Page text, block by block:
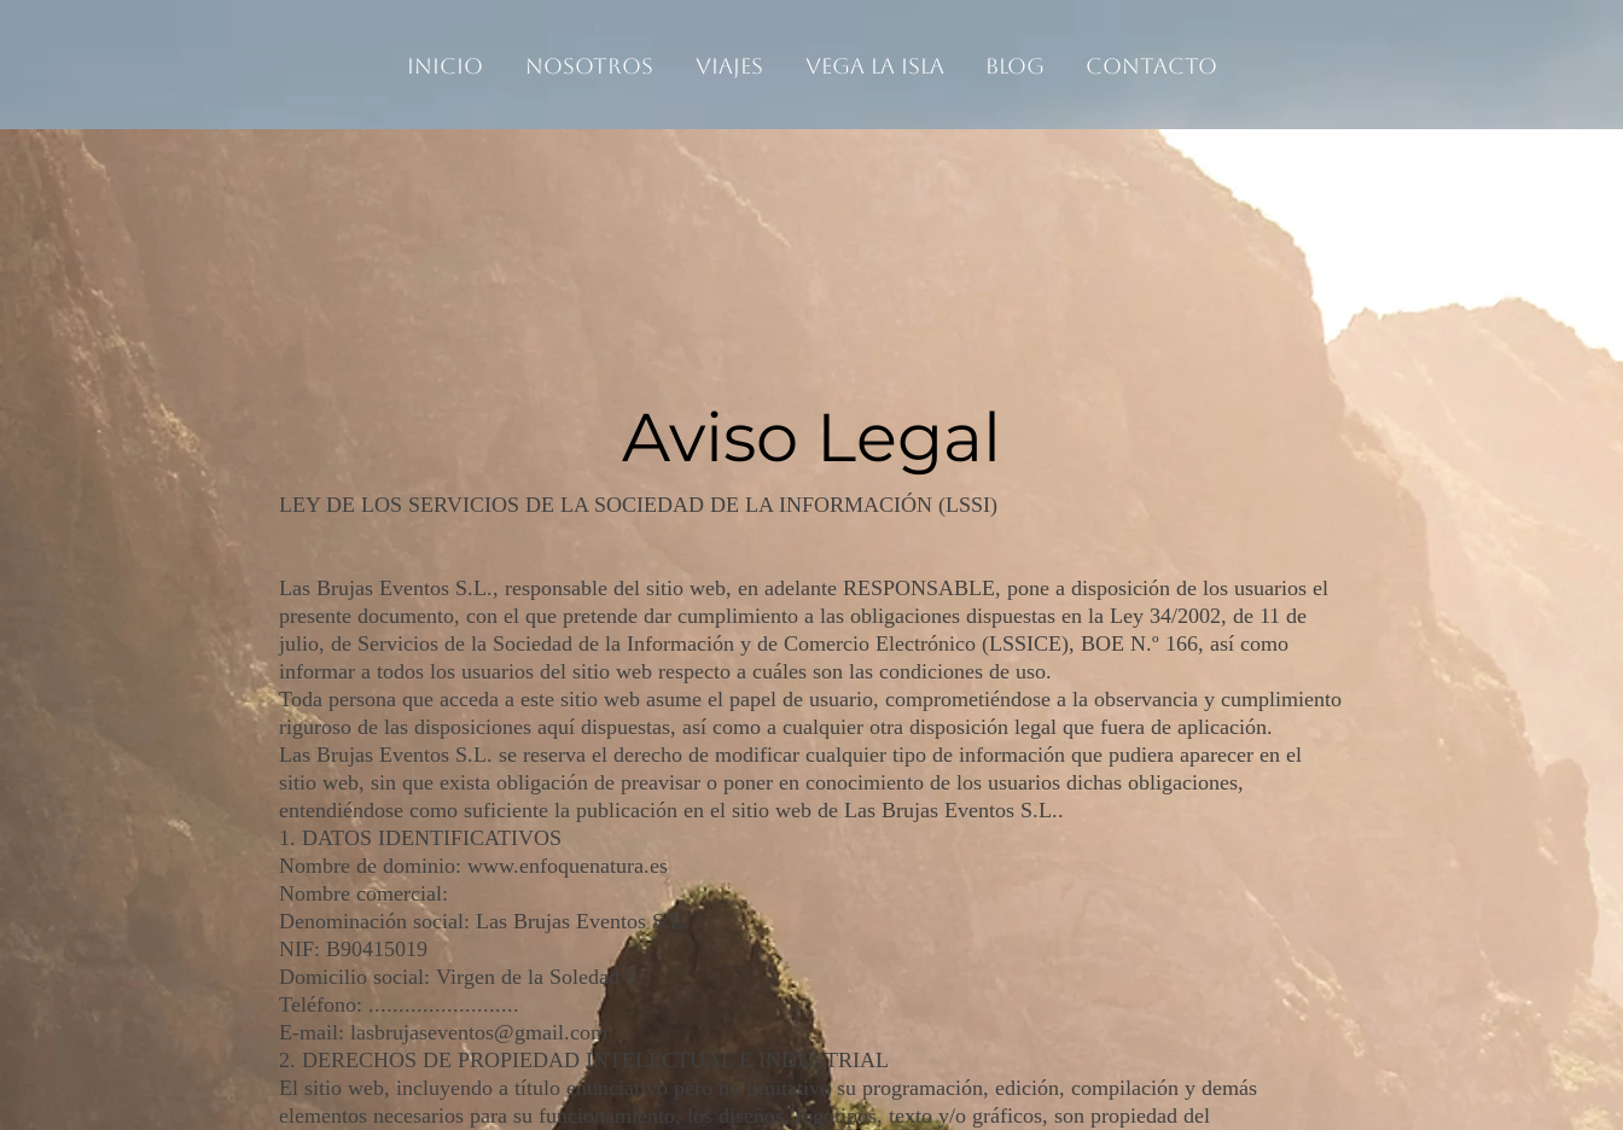
Inicio Nosotros Viajes Vega La Isla Blog Contacto
Aviso Legal
LEY DE LOS SERVICIOS DE LA SOCIEDAD DE LA INFORMACIÓN (LSSI)
Las Brujas Eventos S.L., responsable del sitio web, en adelante RESPONSABLE, pone a disposición de los usuarios el
presente documento, con el que pretende dar cumplimiento a las obligaciones dispuestas en la Ley 34/2002, de 11 de
julio, de Servicios de la Sociedad de la Información y de Comercio Electrónico (LSSICE), BOE N.º 166, así como
informar a todos los usuarios del sitio web respecto a cuáles son las condiciones de uso.
Toda persona que acceda a este sitio web asume el papel de usuario, comprometiéndose a la observancia y cumplimiento
riguroso de las disposiciones aquí dispuestas, así como a cualquier otra disposición legal que fuera de aplicación.
Las Brujas Eventos S.L. se reserva el derecho de modificar cualquier tipo de información que pudiera aparecer en el
sitio web, sin que exista obligación de preavisar o poner en conocimiento de los usuarios dichas obligaciones,
entendiéndose como suficiente la publicación en el sitio web de Las Brujas Eventos S.L..
1. DATOS IDENTIFICATIVOS
Nombre de dominio: www.enfoquenatura.es
Nombre comercial:
Denominación social: Las Brujas Eventos S.L.
NIF: B90415019
Domicilio social: Virgen de la Soledad 9
Teléfono: .........................
E-mail: lasbrujaseventos@gmail.com
2. DERECHOS DE PROPIEDAD INTELECTUAL E INDUSTRIAL
El sitio web, incluyendo a título enunciativo pero no limitativo su programación, edición, compilación y demás
elementos necesarios para su funcionamiento, los diseños, logotipos, texto y/o gráficos, son propiedad del